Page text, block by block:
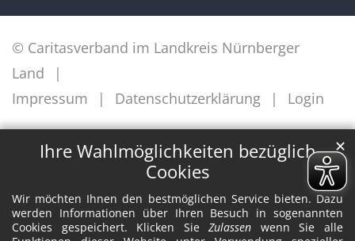
Ihre Wahlmöglichkeiten bezüglich
Cookies
Wir möchten Ihnen den bestmöglichen Service bieten. Dazu
werden Informationen über Ihren Besuch in sogenannten
Cookies gespeichert. Klicken SieZulassen wenn Sie alle
✕
© Caritasverband im Landkreis Nürnberger
Land
Impressum
Datenschutzerklärung Login